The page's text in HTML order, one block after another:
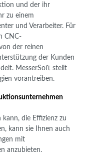
und der ihr
zu einem
und Verarbeiter. Für
CNC-
der reinen
der Kunden
MesserSoft stellt
vorantreiben.
die Effizienz zu
kann sie Ihnen auch
mit
anzubieten.